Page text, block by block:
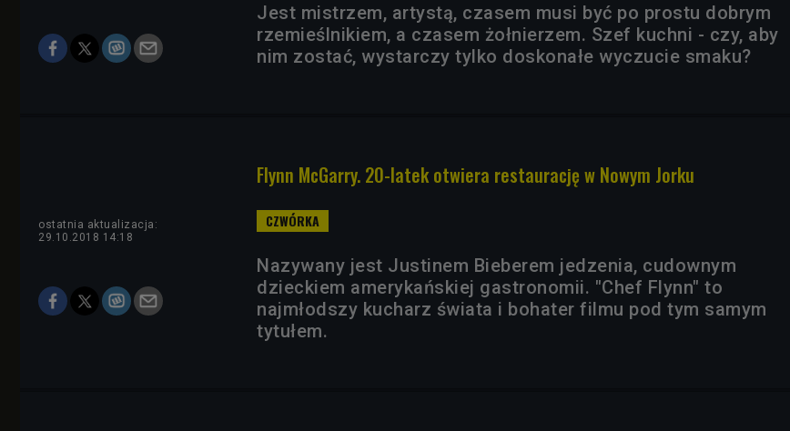
Jest mistrzem, artystą, czasem musi być po prostu dobrym
rzemieślnikiem, a czasem żołnierzem. Szef kuchni - czy, aby
nim zostać, wystarczy tylko doskonałe wyczucie smaku?
Flynn McGarry. 20-latek otwiera restaurację w Nowym Jorku
ostatnia aktualizacja:
29.10.2018 14:18
Nazywany jest Justinem Bieberem jedzenia, cudownym
dzieckiem amerykańskiej gastronomii. "Chef Flynn" to
najmłodszy kucharz świata i bohater filmu pod tym samym
tytułem.